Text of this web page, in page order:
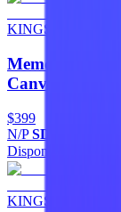
KINGSTON
Memorias
Canvas Go
$399
N/PSDG4/64GB
Disponible
KINGSTON